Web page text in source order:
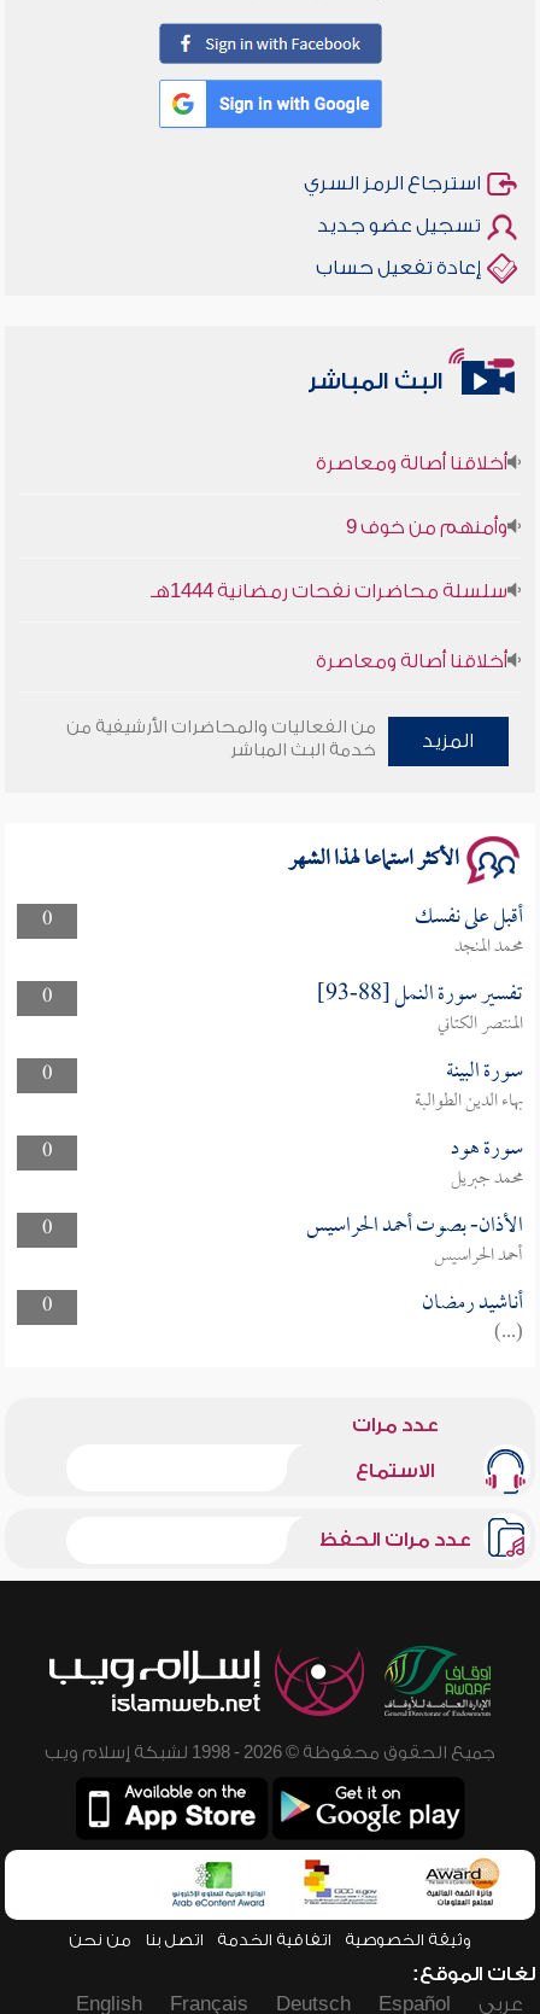
استرجاع الرمز السري
تسجيل عضو جديد
إعادة تفعيل حساب
البث المباشر
سلسلة محاضرات نفحات رمضانية 1444هـ
المزيد
من الفعاليات والمحاضرات الأرشيفية من
خدمة البث المباشر
الأكثر استماعا لهذا الشهر
0 أقبل على نفسك
محمد المنجد
0
تفسير سورة النمل [88-93]
المنتصر الكتاني
0
سورة البينة
بهاء الدين الطوالبة
0
سورة هود
محمد جبريل
0
الأذان- بصوت أحمد الحراسيس
أحمد الحراسيس
0
أناشيد رمضان
(...)
عدد مرات
الاستماع
عدد مرات الحفظ
جميع الحقوق محفوظة © 2026 - 1998 لشبكة إسلام ويب
وثيقة الخصوصية اتفاقية الخدمة اتصل بنا من نحن
لغات الموقع:
عربي
Español
Deutsch
Français
English